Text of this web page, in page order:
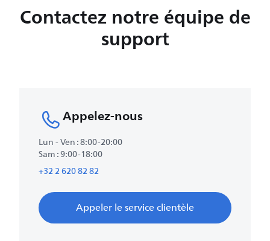
Contactez notre équipe de
support
Appelez-nous
Lun - Ven : 8:00-20:00
Sam : 9:00-18:00
+32 2 620 82 82
Appeler le service clientèle